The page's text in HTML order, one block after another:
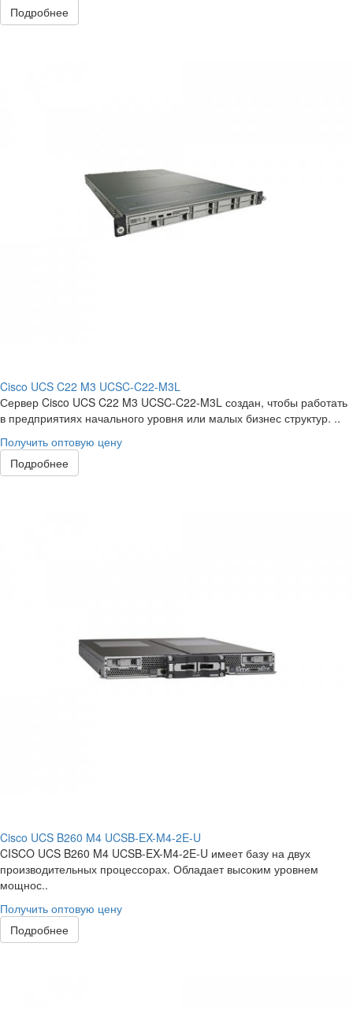
Подробнее
Cisco UCS C22 M3 UCSC-C22-M3L
Сервер Cisco UCS C22 M3 UCSC-C22-M3L создан, чтобы работать
в предприятиях начального уровня или малых бизнес структур. ..
Получить оптовую цену
Подробнее
Cisco UCS B260 M4 UCSB-EX-M4-2E-U
CISCO UCS B260 M4 UCSB-EX-M4-2E-U имеет базу на двух
производительных процессорах. Обладает высоким уровнем
мощнос..
Получить оптовую цену
Подробнее